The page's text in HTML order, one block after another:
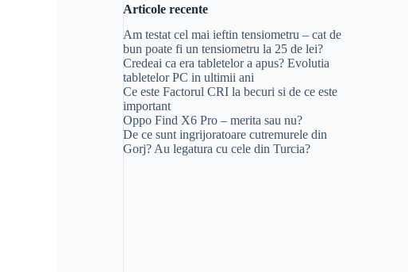
Articole recente
Am testat cel mai ieftin tensiometru – cat de
bun poate fi un tensiometru la 25 de lei?
Credeai ca era tabletelor a apus? Evolutia
tabletelor PC in ultimii ani
Ce este Factorul CRI la becuri si de ce este
important
Oppo Find X6 Pro – merita sau nu?
De ce sunt ingrijoratoare cutremurele din
Gorj? Au legatura cu cele din Turcia?